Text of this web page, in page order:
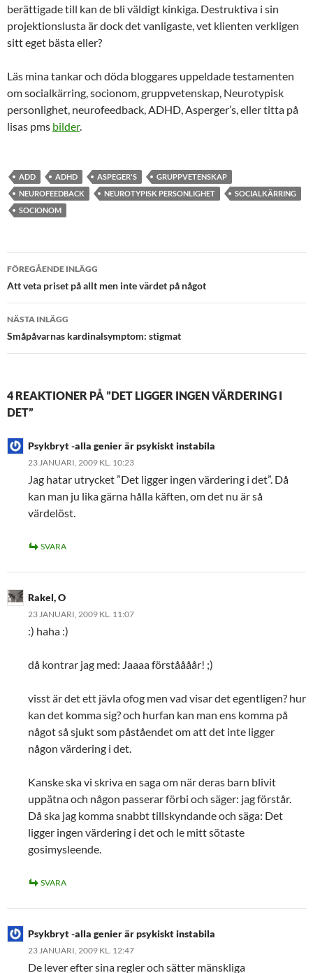
berättigade till kan de bli väldigt kinkiga. Destruktiva i sin
projektionslusta är dock det vanligaste, vet klienten verkligen
sitt eget bästa eller?
Läs mina tankar och döda bloggares uppeldade testamenten
om socialkärring, socionom, gruppvetenskap, Neurotypisk
personlighet, neurofeedback, ADHD, Asperger’s, eller titta på
lisas pms bilder.
ADD ADHD ASPEGER'S
GRUPPVETENSKAP
NEUROFEEDBACK
NEUROTYPISK PERSONLIGHET
SOCIALKÄRRING
SOCIONOM
Inläggsnavigering
FÖREGÅENDE INLÄGG
Att veta priset på allt men inte värdet på något
NÄSTA INLÄGG
Småpåvarnas kardinalsymptom: stigmat
4 REAKTIONER PÅ ”DET LIGGER INGEN VÄRDERING I
DET”
Psykbryt -alla genier är psykiskt instabila
23 JANUARI, 2009 KL. 10:23
Jag hatar utrycket ”Det ligger ingen värdering i det”. Då
kan man ju lika gärna hålla käften, om det nu är så
värdelöst.
SVARA
Rakel, O
23 JANUARI, 2009 KL. 11:07
:) haha :)
då kontrar jag med: Jaaaa förståååår! ;)
visst är det ett jävla ofog men vad visar det egentligen? hur
kan det komma sig? och hurfan kan man ens komma på
något så sjukt som påståendet om att det inte ligger
någon värdering i det.
Kanske ska vi skriva en saga om när deras barn blivit
uppätna och någon passerar förbi och säger: jag förstår.
Då ska jag komma snabbt tillskyndande och säga: Det
ligger ingen värdering i det och le mitt sötaste
gosimysleende.
SVARA
Psykbryt -alla genier är psykiskt instabila
23 JANUARI, 2009 KL. 12:47
De lever efter sina regler och sätter mänskliga